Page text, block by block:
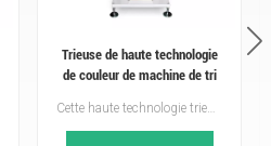
Trieuse de haute technologie
de couleur de machine de tri
800kg/h pour le haricot